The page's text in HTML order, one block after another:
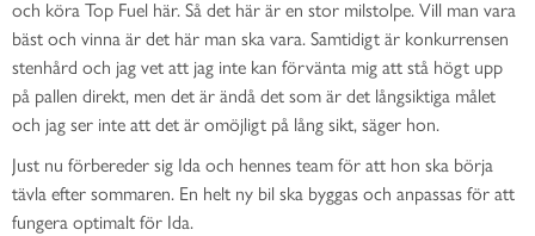
och köra Top Fuel här. Så det här är en stor milstolpe. Vill man vara
bäst och vinna är det här man ska vara. Samtidigt är konkurrensen
stenhård och jag vet att jag inte kan förvänta mig att stå högt upp
på pallen direkt, men det är ändå det som är det långsiktiga målet
och jag ser inte att det är omöjligt på lång sikt, säger hon.
Just nu förbereder sig Ida och hennes team för att hon ska börja
tävla efter sommaren. En helt ny bil ska byggas och anpassas för att
fungera optimalt för Ida.